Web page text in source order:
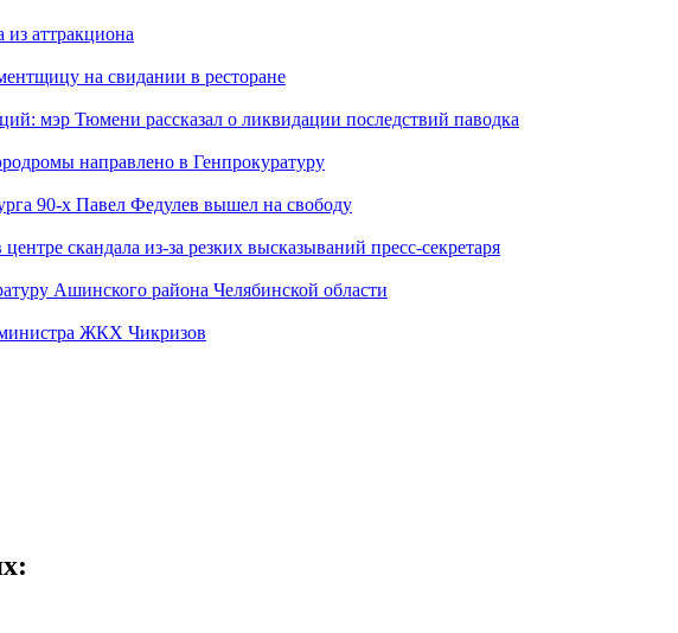
аттракциона
на свидании в ресторане
мэр Тюмени рассказал о ликвидации последствий паводка
направлено в Генпрокуратуру
90-х Павел Федулев вышел на свободу
скандала из-за резких высказываний пресс-секретаря
Ашинского района Челябинской области
ЖКХ Чикризов